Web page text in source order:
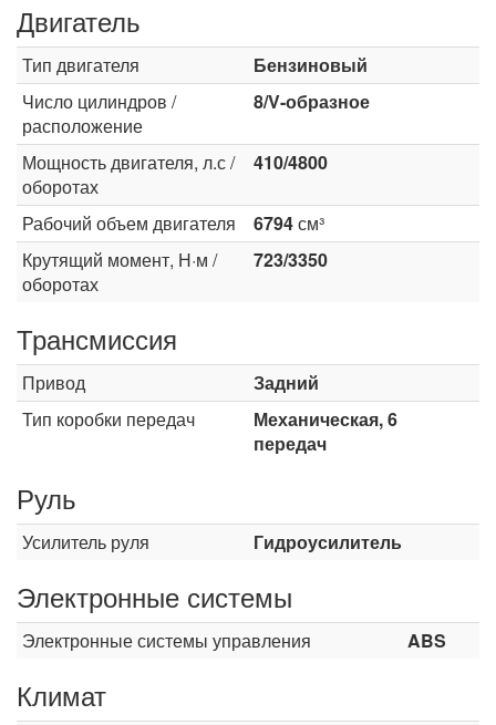
Двигатель
Тип двигателя
Бензиновый
Число цилиндров /
расположение
8/V-образное
Мощность двигателя, л.с /
оборотах
410/4800
Рабочий объем двигателя 6794см³
Крутящий момент, Н·м /
оборотах
723/3350
Трансмиссия
Привод
Задний
Тип коробки передач
Механическая, 6
передач
Руль
Усилитель руля Гидроусилитель
Электронные системы
Электронные системы управления ABS
Климат